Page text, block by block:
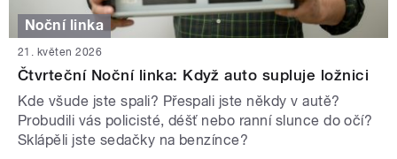
Noční linka
21. květen 2026
Čtvrteční Noční linka: Když auto supluje ložnici
Kde všude jste spali? Přespali jste někdy v autě?
Probudili vás policisté, déšť nebo ranní slunce do očí?
Sklápěli jste sedačky na benzínce?